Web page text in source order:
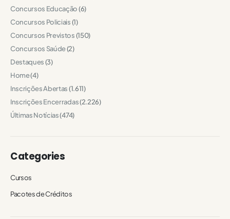
Concursos Educação(6)
Concursos Policiais(1)
Concursos Previstos(150)
Concursos Saúde(2)
Destaques(3)
Home(4)
Inscrições Abertas(1.611)
Inscrições Encerradas(2.226)
Últimas Notícias(474)
Categories
Cursos
Pacotes de Créditos